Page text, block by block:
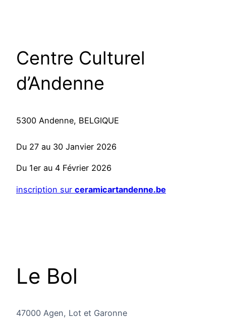
Centre Culturel
d’Andenne
5300 Andenne, BELGIQUE
Du 27 au 30 Janvier 2026
Du 1er au 4 Février 2026
inscription sur ceramicartandenne.be
Le Bol
47000 Agen, Lot et Garonne